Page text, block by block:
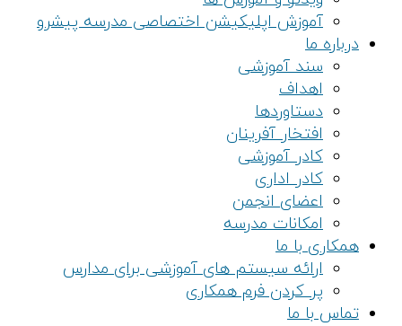
آموزش اپلیکیشن اختصاصی مدرسه پیشرو
درباره ما
سند آموزشی
اهداف
دستاوردها
افتخار آفرینان
کادر آموزشی
کادر اداری
اعضای انجمن
امکانات مدرسه
همکاری با ما
ارائه سیستم های آموزشی برای مدارس
پر کردن فرم همکاری
تماس با ما